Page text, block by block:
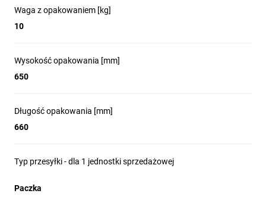
Waga z opakowaniem [kg]
10
Wysokość opakowania [mm]
650
Długość opakowania [mm]
660
Typ przesyłki - dla 1 jednostki sprzedażowej
Paczka